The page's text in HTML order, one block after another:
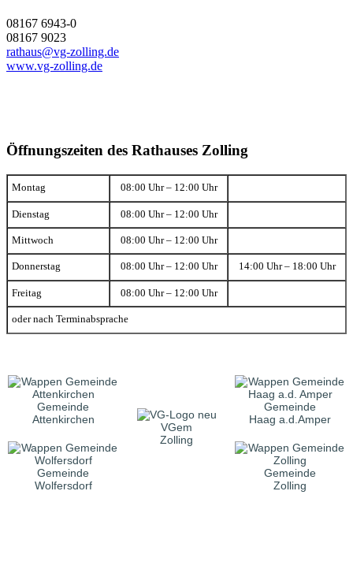
08167 6943-0
08167 9023
rathaus@vg-zolling.de
www.vg-zolling.de
Öffnungszeiten des Rathauses Zolling
Montag 08:00 Uhr – 12:00 Uhr
Dienstag 08:00 Uhr – 12:00 Uhr
Mittwoch 08:00 Uhr – 12:00 Uhr
Donnerstag 08:00 Uhr – 12:00 Uhr 14:00 Uhr – 18:00 Uhr
Freitag 08:00 Uhr – 12:00 Uhr
oder nach Terminabsprache
Gemeinde
Attenkirchen
VGem
Zolling
Gemeinde
Haag a.d.Amper
Gemeinde
Wolfersdorf
Gemeinde
Zolling